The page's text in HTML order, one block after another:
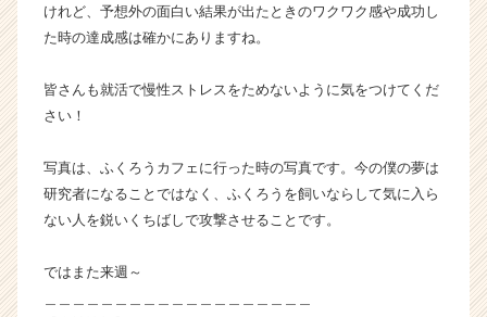
けれど、予想外の面白い結果が出たときのワクワク感や成功し
た時の達成感は確かにありますね。
皆さんも就活で慢性ストレスをためないように気をつけてくだ
さい！
写真は、ふくろうカフェに行った時の写真です。今の僕の夢は
研究者になることではなく、ふくろうを飼いならして気に入ら
ない人を鋭いくちばしで攻撃させることです。
ではまた来週～